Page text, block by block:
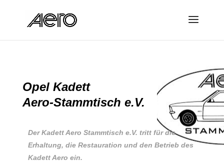
Opel Kadett
Aero-Stammtisch e.V.
Der Kadett Aero Stammtisch e.V. tritt für die
Erhaltung, die Restauration und den Betrieb des
Kadett Aero ein.